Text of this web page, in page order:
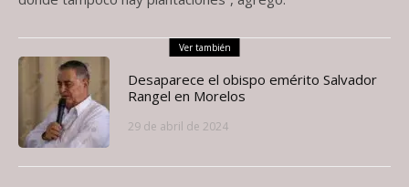
Ver también
Desaparece el obispo emérito Salvador
Rangel en Morelos
29 de abril de 2024